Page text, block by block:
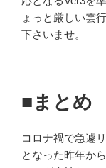
ょっと厳しい雲
下さいませ。
■まとめ
コロナ禍で急遽
となった昨年か